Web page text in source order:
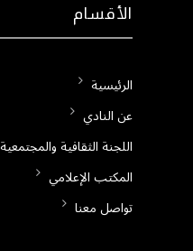
الأقسام
الرئيسية
عن النادي
اللجنة الثقافية والمجتمعية
المكتب الإعلامي
تواصل معنا